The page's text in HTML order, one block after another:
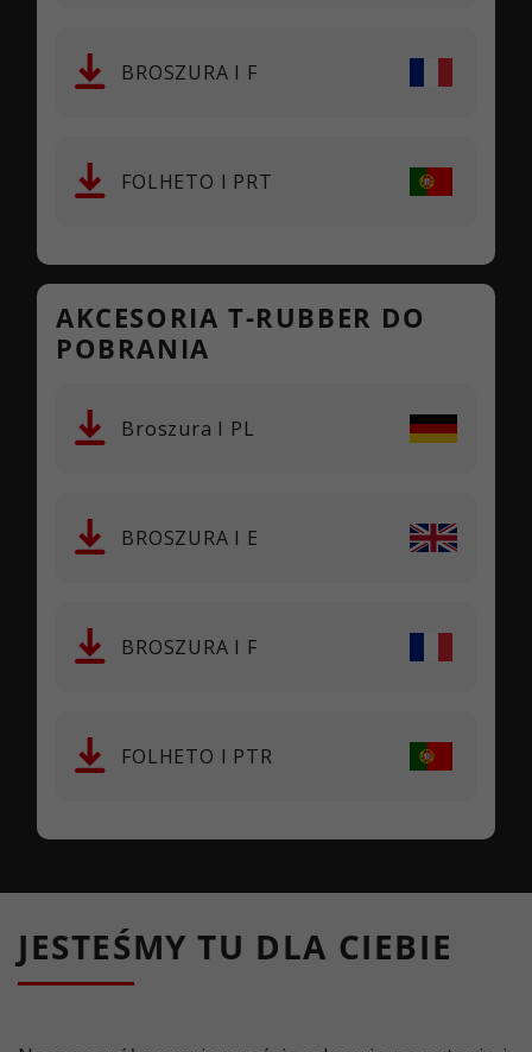
BROSZURA I F
FOLHETO I PRT
AKCESORIA T-RUBBER DO
POBRANIA
Broszura I PL
BROSZURA I E
BROSZURA I F
FOLHETO I PTR
JESTEŚMY TU DLA CIEBIE